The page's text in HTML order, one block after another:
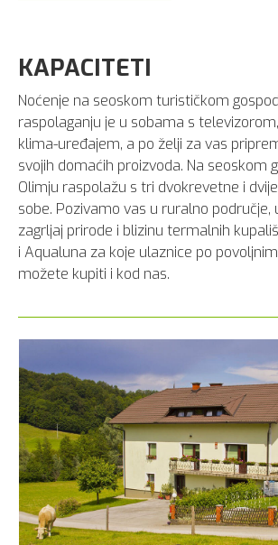
KAPACITETI
Noćenje na seoskom turističkom
raspolaganju je u sobama s
klima-uređajem, a po želji za vas
svojih domaćih proizvoda. Na seoskom
Olimju raspolažu s tri dvokrevetne i
sobe. Pozivamo vas u ruralno područje,
zagrljaj prirode i blizinu termalnih
i Aqualuna za koje ulaznice po
možete kupiti i kod nas.